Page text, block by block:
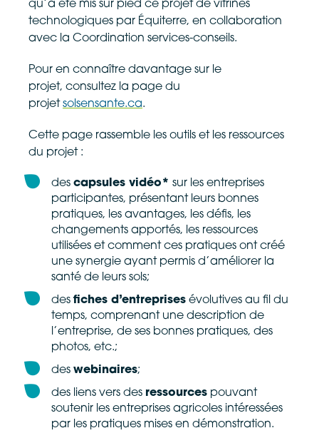
qu’a été mis sur pied ce projet de vitrines
technologiques par Équiterre, en collaboration
avec la Coordination services-conseils.
Pour en connaître davantage sur le
projet, consultez la page du
projetsolsensante.ca.
Cette page rassemble les outils et les ressources
du projet :
des capsules vidéo* sur les entreprises
participantes, présentant leurs bonnes
pratiques, les avantages, les défis, les
changements apportés, les ressources
utilisées et comment ces pratiques ont créé
une synergie ayant permis d’améliorer la
santé de leurs sols;
des fiches d’entreprises évolutives au fil du
temps, comprenant une description de
l’entreprise, de ses bonnes pratiques, des
photos, etc.;
des webinaires;
des liens vers des ressources pouvant
soutenir les entreprises agricoles intéressées
par les pratiques mises en démonstration.